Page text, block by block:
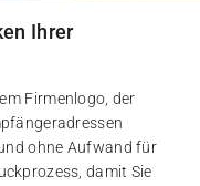
Ihrer
Firmenlogo, der
ohne Aufwand für
damit Sie